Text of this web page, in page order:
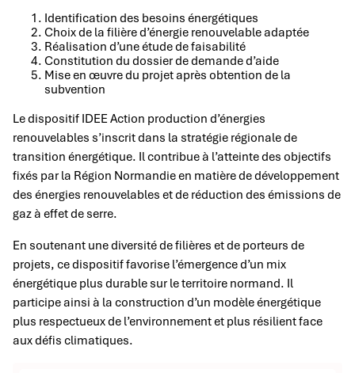
Identification des besoins énergétiques
Choix de la filière d’énergie renouvelable adaptée
Réalisation d’une étude de faisabilité
Constitution du dossier de demande d’aide
Mise en œuvre du projet après obtention de la
subvention
Le dispositif IDEE Action production d’énergies
renouvelables s’inscrit dans la stratégie régionale de
transition énergétique. Il contribue à l’atteinte des objectifs
fixés par la Région Normandie en matière de développement
des énergies renouvelables et de réduction des émissions de
gaz à effet de serre.
En soutenant une diversité de filières et de porteurs de
projets, ce dispositif favorise l’émergence d’un mix
énergétique plus durable sur le territoire normand. Il
participe ainsi à la construction d’un modèle énergétique
plus respectueux de l’environnement et plus résilient face
aux défis climatiques.